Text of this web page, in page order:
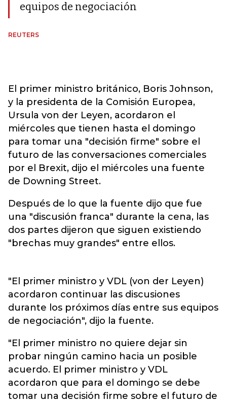
equipos de negociación
REUTERS
El primer ministro británico, Boris Johnson,
y la presidenta de la Comisión Europea,
Ursula von der Leyen, acordaron el
miércoles que tienen hasta el domingo
para tomar una "decisión firme" sobre el
futuro de las conversaciones comerciales
por el Brexit, dijo el miércoles una fuente
de Downing Street.
Después de lo que la fuente dijo que fue
una "discusión franca" durante la cena, las
dos partes dijeron que siguen existiendo
"brechas muy grandes" entre ellos.
"El primer ministro y VDL (von der Leyen)
acordaron continuar las discusiones
durante los próximos días entre sus equipos
de negociación", dijo la fuente.
"El primer ministro no quiere dejar sin
probar ningún camino hacia un posible
acuerdo. El primer ministro y VDL
acordaron que para el domingo se debe
tomar una decisión firme sobre el futuro de